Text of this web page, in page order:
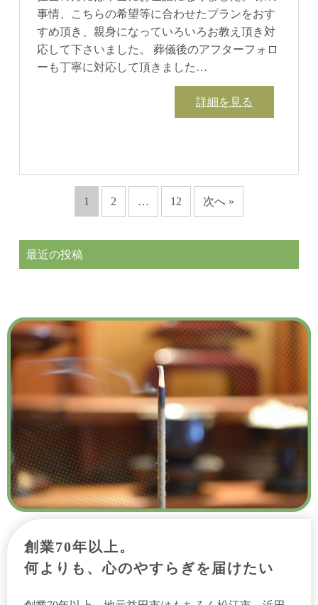
事情、こちらの希望等に合わせたプランをおす
すめ頂き、親身になっていろいろお教え頂き対
応して下さいました。 葬儀後のアフターフォロ
ーも丁寧に対応して頂きました…
詳細を見る
1 2 … 12 次へ »
最近の投稿
創業70年以上。
何よりも、心のやすらぎを届けたい